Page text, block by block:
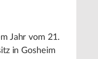
Jahr vom 21.
in Gosheim